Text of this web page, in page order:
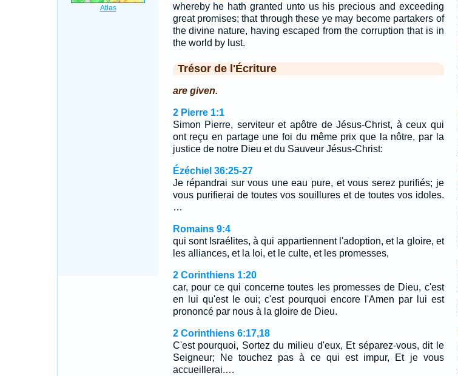
whereby he hath granted unto us his precious and exceeding
great promises; that through these ye may become partakers of
the divine nature, having escaped from the corruption that is in
the world by lust.
Trésor de l'Écriture
are given.
2 Pierre 1:1
Simon Pierre, serviteur et apôtre de Jésus-Christ, à ceux qui
ont reçu en partage une foi du même prix que la nôtre, par la
justice de notre Dieu et du Sauveur Jésus-Christ:
Ézéchiel 36:25-27
Je répandrai sur vous une eau pure, et vous serez purifiés; je
vous purifierai de toutes vos souillures et de toutes vos idoles.
…
Romains 9:4
qui sont Israélites, à qui appartiennent l'adoption, et la gloire, et
les alliances, et la loi, et le culte, et les promesses,
2 Corinthiens 1:20
car, pour ce qui concerne toutes les promesses de Dieu, c'est
en lui qu'est le oui; c'est pourquoi encore l'Amen par lui est
prononcé par nous à la gloire de Dieu.
2 Corinthiens 6:17,18
C'est pourquoi, Sortez du milieu d'eux, Et séparez-vous, dit le
Seigneur; Ne touchez pas à ce qui est impur, Et je vous
accueillerai.…